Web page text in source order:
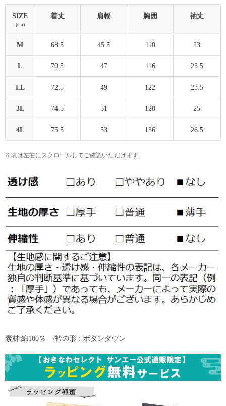
SIZE
(cm)
着丈 肩幅 胸囲 袖丈
M 68.5 45.5 110 23
L 70.5 47 116 23.5
LL 72.5 49 122 23.5
3L 74.5 51 128 25
4L 75.5 53 136 26.5
※表は左右にスクロールしてご確認いただけます。
素材:綿100％ /衿の形：ボタンダウン